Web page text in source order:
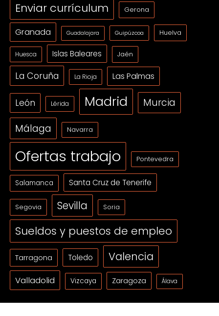
Enviar currículum Gerona
Granada Guadalajara Guipúzcoa Huelva
Huesca Islas Baleares Jaén
La Coruña La Rioja Las Palmas
León Lérida Madrid Murcia
Málaga Navarra
Ofertas trabajo Pontevedra
Salamanca Santa Cruz de Tenerife
Segovia Sevilla Soria
Sueldos y puestos de empleo
Tarragona Toledo Valencia
Valladolid Vizcaya Zaragoza Álava